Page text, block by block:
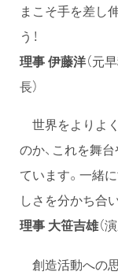
まこそ手を差し
う！
理事 伊藤洋（元
長）
世界をよりよ
のか、これを舞
ています。一緒
しさを分かち合
理事 大笹吉雄（
創造活動への